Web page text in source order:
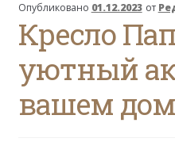
Опубликовано 01.12.2023 от
Кресло
уютный
вашем